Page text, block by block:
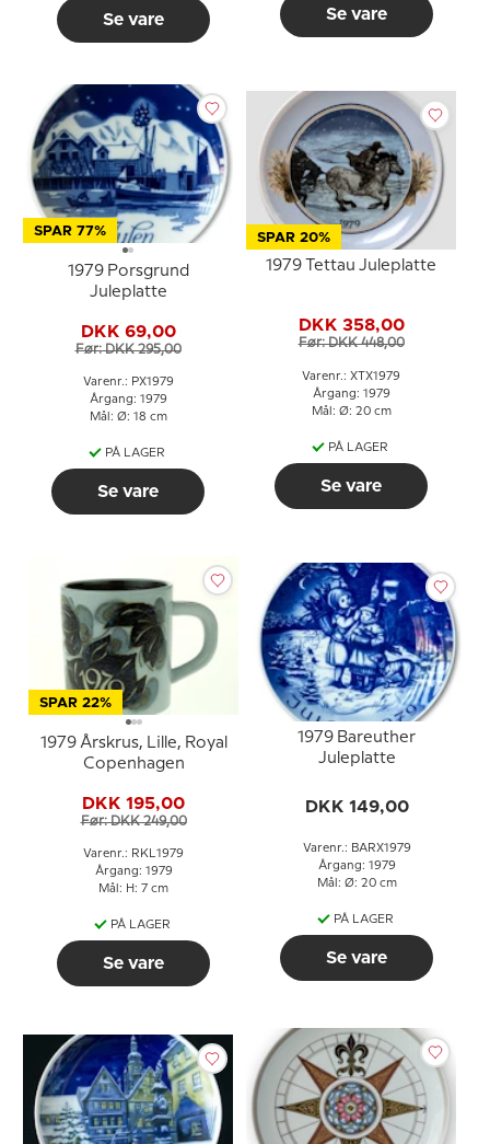
Se vare Se vare
SPAR 77%
1979 Porsgrund
Juleplatte
DKK 69,00
Før: DKK 295,00
Varenr.: PX1979
Årgang: 1979
Mål: Ø: 18 cm
PÅ LAGER
Se vare
SPAR 20%
1979 Tettau Juleplatte
DKK 358,00
Før: DKK 448,00
Varenr.: XTX1979
Årgang: 1979
Mål: Ø: 20 cm
PÅ LAGER
Se vare
SPAR 22%
1979 Årskrus, Lille, Royal
Copenhagen
DKK 195,00
Før: DKK 249,00
Varenr.: RKL1979
Årgang: 1979
Mål: H: 7 cm
PÅ LAGER
Se vare
1979 Bareuther
Juleplatte
DKK 149,00
Varenr.: BARX1979
Årgang: 1979
Mål: Ø: 20 cm
PÅ LAGER
Se vare